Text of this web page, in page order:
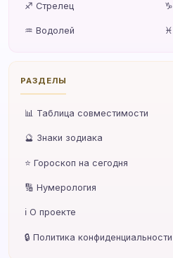
♐ Стрелец
♒ Водолей
РАЗДЕЛЫ
📊 Таблица совместимости
🔮 Знаки зодиака
⭐ Гороскоп на сегодня
🔢 Нумерология
ℹ️ О проекте
🔒 Политика конфиденциальности